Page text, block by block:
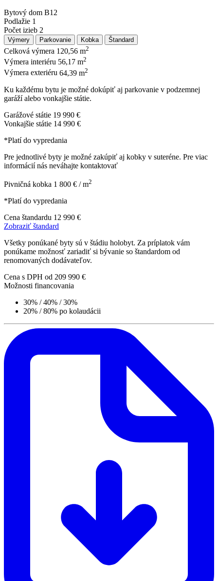
Bytový dom B12
Podlažie 1
Počet izieb 2
Výmery Parkovanie Kobka Štandard
Celková výmera 120,56 m2
Výmera interiéru 56,17 m2
Výmera exteriéru 64,39 m2
Ku každému bytu je možné dokúpiť aj parkovanie v podzemnej
garáží alebo vonkajšie státie.
Garážové státie 19 990 €
Vonkajšie státie 14 990 €
*Platí do vypredania
Pre jednotlivé byty je možné zakúpiť aj kobky v suteréne. Pre viac
informácií nás neváhajte kontaktovať
Pivničná kobka 1 800 € / m2
*Platí do vypredania
Cena štandardu 12 990 €
Zobraziť štandard
Všetky ponúkané byty sú v štádiu holobyt. Za príplatok vám
ponúkame možnosť zariadiť si bývanie so štandardom od
renomovaných dodávateľov.
Cena s DPH od 209 990 €
Možnosti financovania
30% / 40% / 30%
20% / 80% po kolaudácii